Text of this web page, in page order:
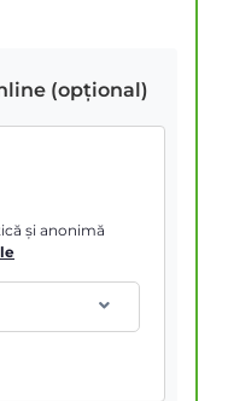
(opțional)
și anonimă